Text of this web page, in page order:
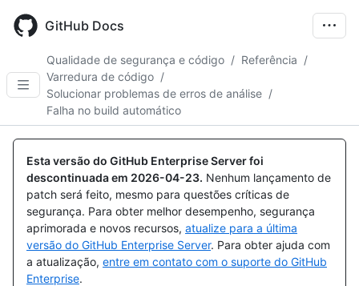
main
GitHub Docs
Qualidade de segurança e código / Referência /
Varredura de código /
Solucionar problemas de erros de análise /
Falha no build automático
Esta versão do GitHub Enterprise Server foi
descontinuada em 2026-04-23. Nenhum lançamento de
patch será feito, mesmo para questões críticas de
segurança. Para obter melhor desempenho, segurança
aprimorada e novos recursos, atualize para a última
versão do GitHub Enterprise Server. Para obter ajuda com
a atualização, entre em contato com o suporte do GitHub
Enterprise.